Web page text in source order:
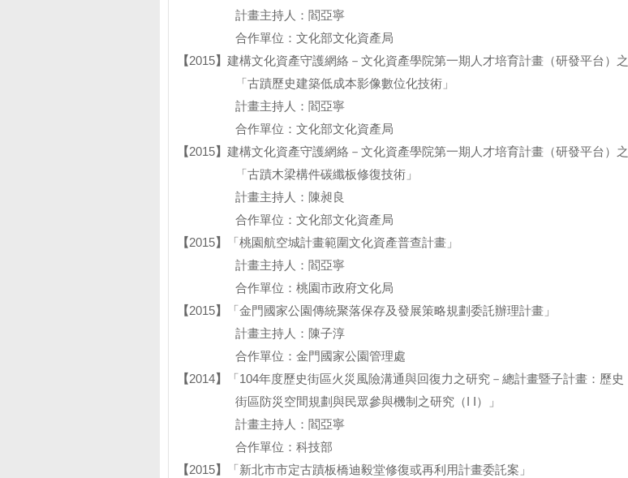
計畫主持人：閻亞寧
合作單位：文化部文化資產局
【2015】 建構文化資產守護網絡－文化資產學院第一期人才培育計畫（研發平台）之
「古蹟歷史建築低成本影像數位化技術」
計畫主持人：閻亞寧
合作單位：文化部文化資產局
【2015】 建構文化資產守護網絡－文化資產學院第一期人才培育計畫（研發平台）之
「古蹟木梁構件碳纖板修復技術」
計畫主持人：陳昶良
合作單位：文化部文化資產局
【2015】
「桃園航空城計畫範圍文化資產普查計畫」
計畫主持人：閻亞寧
合作單位：桃園市政府文化局
【2015】
「金門國家公園傳統聚落保存及發展策略規劃委託辦理計畫」
計畫主持人：陳子淳
合作單位：金門國家公園管理處
【2014】
「104年度歷史街區火災風險溝通與回復力之研究－總計畫暨子計畫：歷史
街區防災空間規劃與民眾參與機制之研究（I I）」
計畫主持人：閻亞寧
合作單位：科技部
【2015】
「新北市市定古蹟板橋迪毅堂修復或再利用計畫委託案」